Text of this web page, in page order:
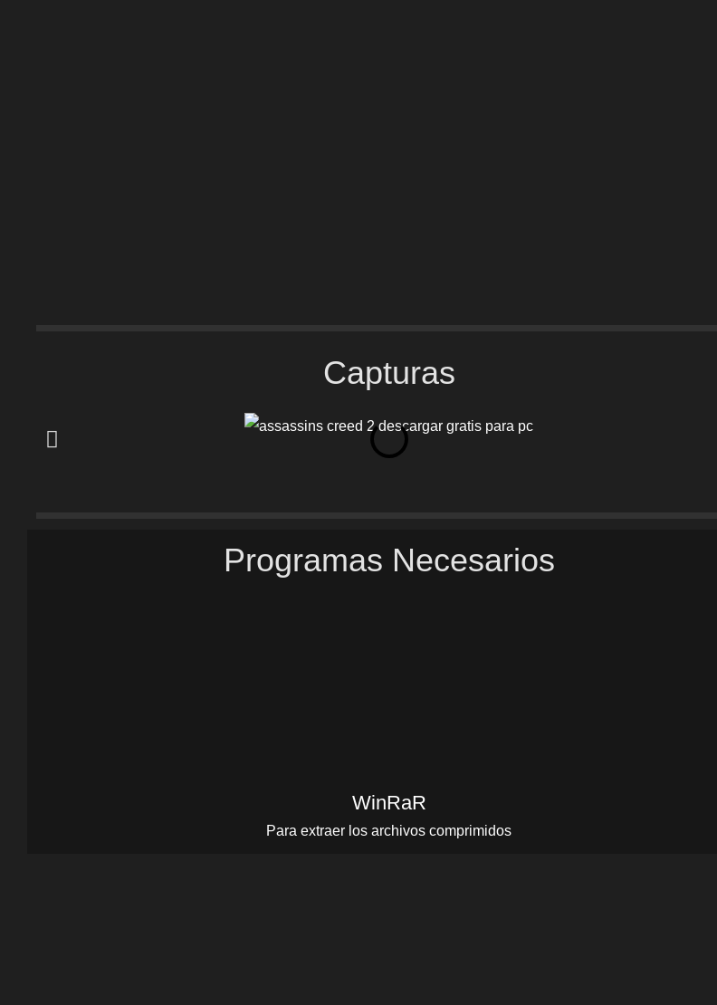
Capturas
Programas Necesarios
WinRaR
Para extraer los archivos comprimidos